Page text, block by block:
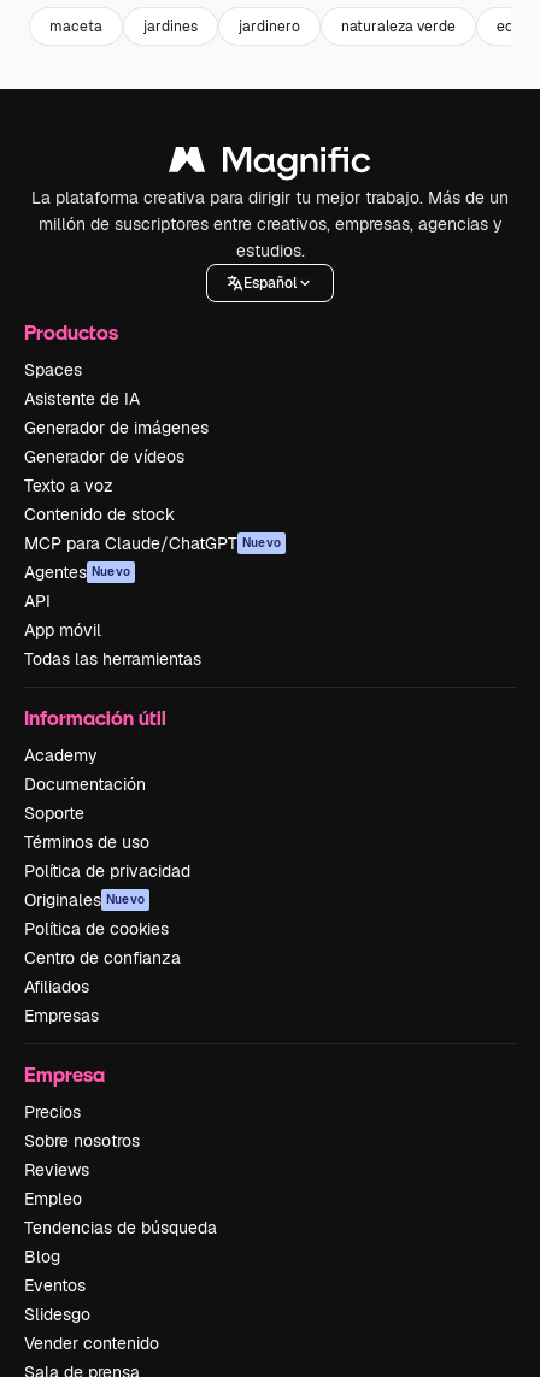
maceta jardines jardinero naturaleza verde
La plataforma creativa para dirigir tu mejor trabajo. Más de un
millón de suscriptores entre creativos, empresas, agencias y
estudios.
Español
Productos
Spaces
Asistente de IA
Generador de imágenes
Generador de vídeos
Texto a voz
Contenido de stock
MCP para Claude/ChatGPT Nuevo
Agentes Nuevo
API
App móvil
Todas las herramientas
Información útil
Academy
Documentación
Soporte
Términos de uso
Política de privacidad
Originales Nuevo
Política de cookies
Centro de confianza
Afiliados
Empresas
Empresa
Precios
Sobre nosotros
Reviews
Empleo
Tendencias de búsqueda
Blog
Eventos
Slidesgo
Vender contenido
Sala de prensa